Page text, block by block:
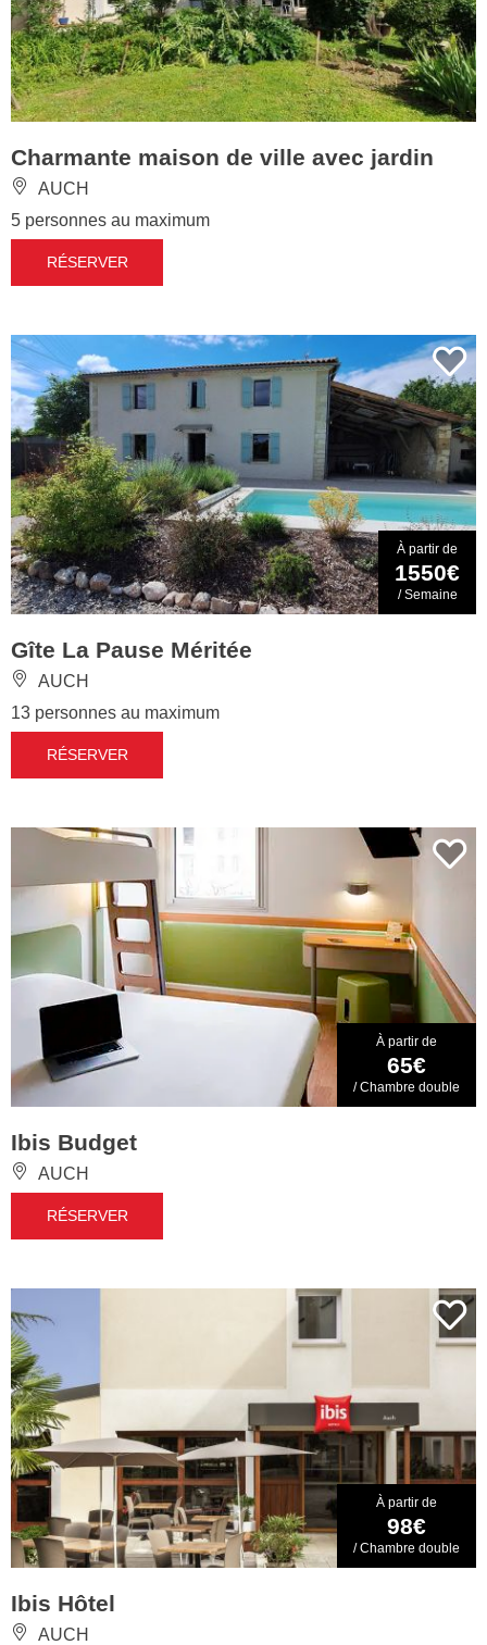
Charmante maison de ville avec jardin
AUCH
5 personnes au maximum
RÉSERVER
À partir de
1550€
/ Semaine
Gîte La Pause Méritée
AUCH
13 personnes au maximum
RÉSERVER
À partir de
65€
/ Chambre double
Ibis Budget
AUCH
RÉSERVER
À partir de
98€
/ Chambre double
Ibis Hôtel
AUCH